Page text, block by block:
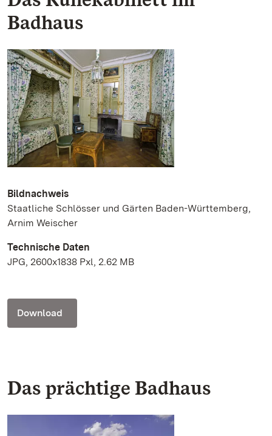
Badhaus
Bildnachweis
Staatliche Schlösser und Gärten Baden-Württemberg,
Arnim Weischer
Technische Daten
JPG, 2600x1838 Pxl, 2.62 MB
Download
Das prächtige Badhaus